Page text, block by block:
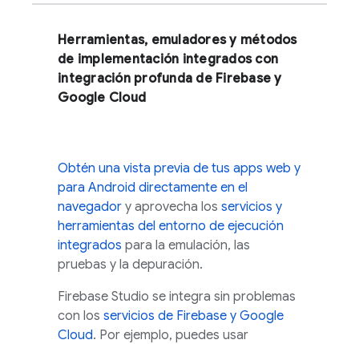
Herramientas, emuladores y métodos
de implementación integrados con
integración profunda de Firebase y
Google Cloud
Obtén una vista previa de tus apps web y
para Android directamente en el
navegador y aprovecha los servicios y
herramientas del entorno de ejecución
integrados para la emulación, las
pruebas y la depuración.
Firebase Studio se integra sin problemas
con los servicios de Firebase y Google
Cloud. Por ejemplo, puedes usar